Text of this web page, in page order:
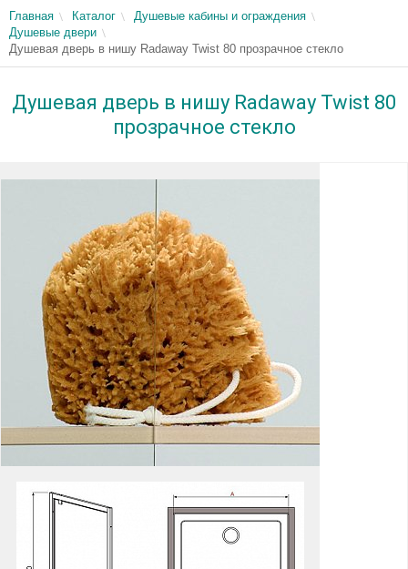
Главная Каталог
Душевые кабины и ограждения
Душевые двери
Душевая дверь в нишу Radaway Twist 80 прозрачное стекло
Душевая дверь в нишу Radaway Twist 80
прозрачное стекло